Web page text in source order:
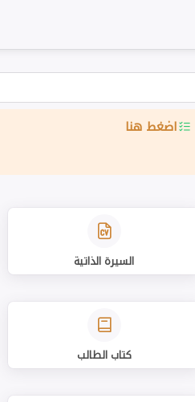
اضغط هنا
السيرة الذاتية
كتاب الطالب